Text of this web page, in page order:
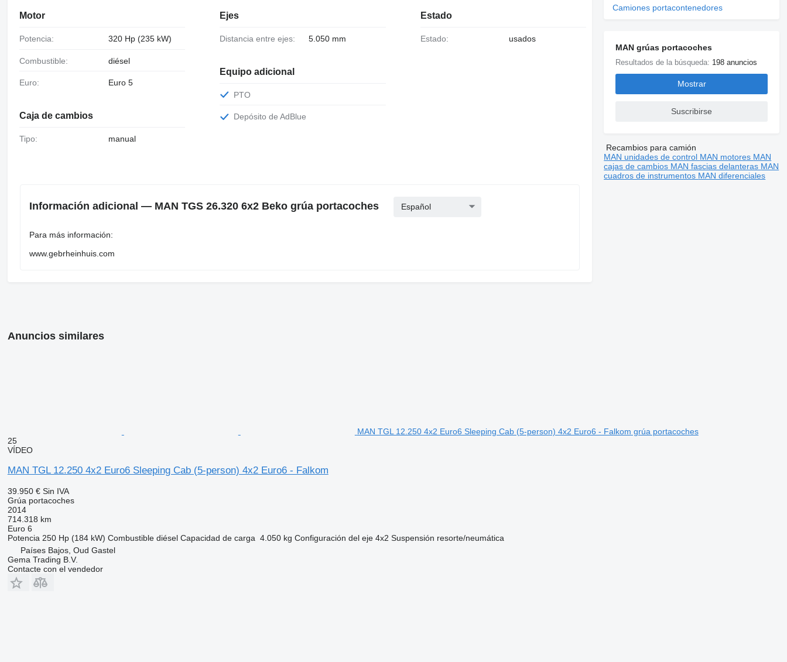
Motor
Potencia: 320 Hp (235 kW)
Combustible: diésel
Euro: Euro 5
Caja de cambios
Tipo: manual
Ejes
Distancia entre ejes: 5.050 mm
Equipo adicional
PTO
Depósito de AdBlue
Estado
Estado: usados
Información adicional — MAN TGS 26.320 6x2 Beko grúa portacoches Español
Para más información:
www.gebrheinhuis.com
Camiones portacontenedores
MAN grúas portacoches
Resultados de la búsqueda: 198 anuncios
Mostrar
Suscribirse
Recambios para camión
MAN unidades de control MAN motores MAN
cajas de cambios MAN fascias delanteras MAN
cuadros de instrumentos MAN diferenciales
Anuncios similares
MAN TGL 12.250 4x2 Euro6 Sleeping Cab (5-person) 4x2 Euro6 - Falkom grúa portacoches
25
VÍDEO
MAN TGL 12.250 4x2 Euro6 Sleeping Cab (5-person) 4x2 Euro6 - Falkom
39.950 € Sin IVA
Grúa portacoches
2014
714.318 km
Euro 6
Potencia 250 Hp (184 kW) Combustible diésel Capacidad de carga 4.050 kg Configuración del eje 4x2 Suspensión resorte/neumática
Países Bajos, Oud Gastel
Gema Trading B.V.
Contacte con el vendedor